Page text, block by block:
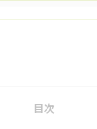
目次